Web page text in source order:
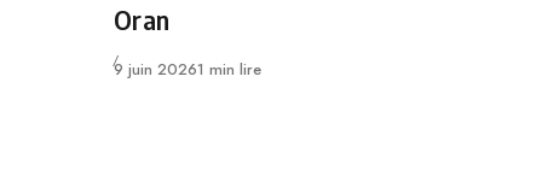
Oran
Publié
9 juin 20261 min lire